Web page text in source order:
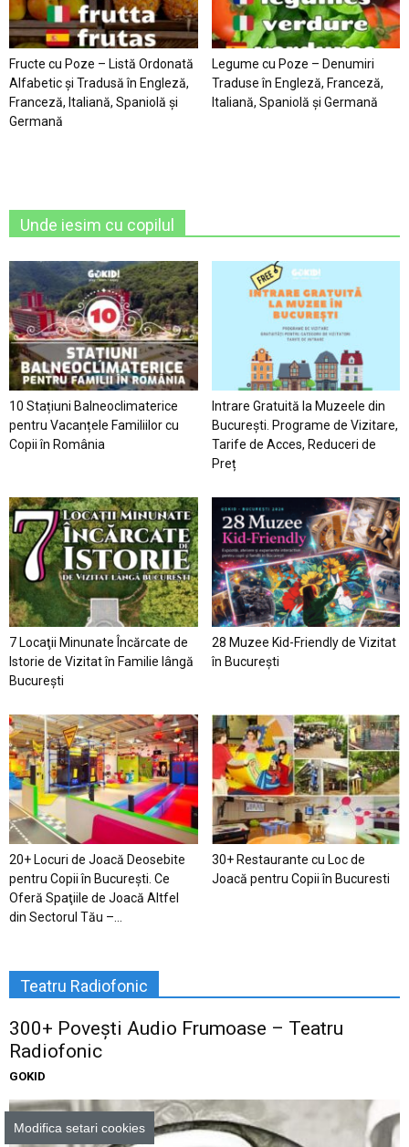
Fructe cu Poze – Listă Ordonată
Alfabetic şi Tradusă în Engleză,
Franceză, Italiană, Spaniolă şi
Germană
Legume cu Poze – Denumiri
Traduse în Engleză, Franceză,
Italiană, Spaniolă şi Germană
Unde iesim cu copilul
10 Stațiuni Balneoclimaterice
pentru Vacanțele Familiilor cu
Copii în România
Intrare Gratuită la Muzeele din
București. Programe de Vizitare,
Tarife de Acces, Reduceri de
Preț
7 Locaţii Minunate Încărcate de
Istorie de Vizitat în Familie lângă
București
28 Muzee Kid-Friendly de Vizitat
în București
20+ Locuri de Joacă Deosebite
pentru Copii în Bucureşti. Ce
Oferă Spaţiile de Joacă Altfel
din Sectorul Tău –...
30+ Restaurante cu Loc de
Joacă pentru Copii în Bucuresti
Teatru Radiofonic
300+ Povești Audio Frumoase – Teatru
Radiofonic
GOKID
Modifica setari cookies